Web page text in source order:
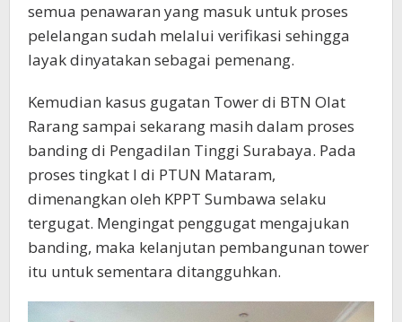
semua penawaran yang masuk untuk proses
pelelangan sudah melalui verifikasi sehingga
layak dinyatakan sebagai pemenang.
Kemudian kasus gugatan Tower di BTN Olat
Rarang sampai sekarang masih dalam proses
banding di Pengadilan Tinggi Surabaya. Pada
proses tingkat I di PTUN Mataram,
dimenangkan oleh KPPT Sumbawa selaku
tergugat. Mengingat penggugat mengajukan
banding, maka kelanjutan pembangunan tower
itu untuk sementara ditangguhkan.